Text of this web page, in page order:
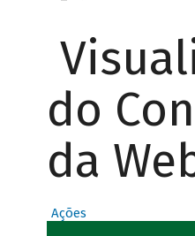
do
da
Ações